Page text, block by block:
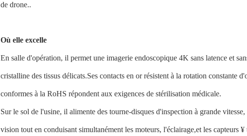
de drone..
Où elle excelle
En salle d'opération, il permet une imagerie endoscopique 4K sans latence et
cristalline des tissus délicats.Ses contacts en or résistent à la rotation constante
conformes à la RoHS répondent aux exigences de stérilisation médicale.
Sur le sol de l'usine, il alimente des tourne-disques d'inspection à grande
vision tout en conduisant simultanément les moteurs, l'éclairage,et les capteurs ¥